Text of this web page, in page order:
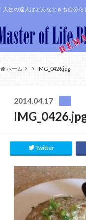
「人生の達人はどんなときも自分
ホーム IMG_0426.jpg
2014.04.17
Twitter